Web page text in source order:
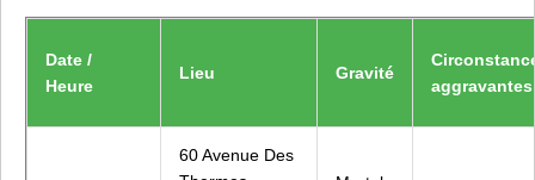
Date /
Heure
Lieu Gravité
aggravantes
60 Avenue Des